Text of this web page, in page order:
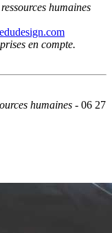
humaines
en compte.
humaines - 06 27